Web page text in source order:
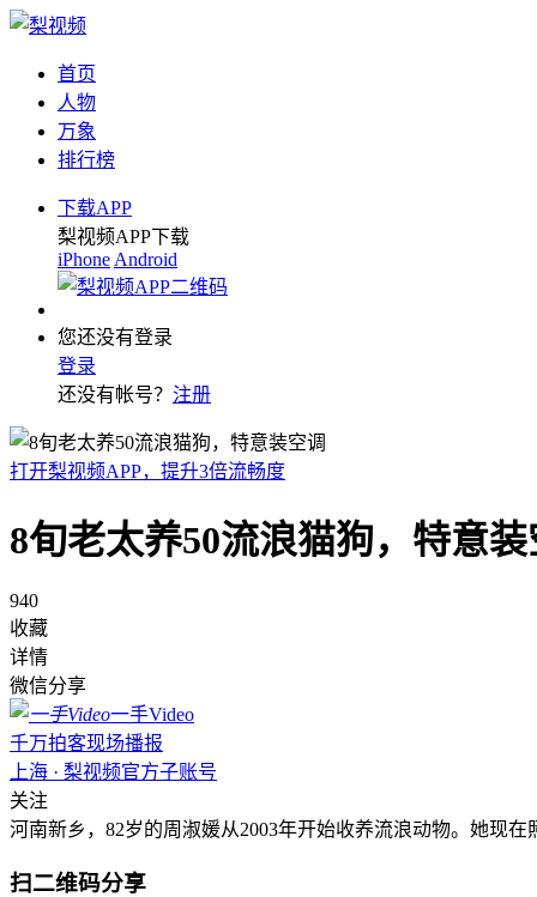
首页
人物
万象
排行榜
下载APP
梨视频APP下载
iPhone Android
您还没有登录
登录
还没有帐号？ 注册
打开梨视频APP，提升3倍流畅度
8旬老太养50流浪猫狗，特意
940
收藏
详情
微信分享
一手Video
千万拍客现场播报
上海 · 梨视频官方子账号
关注
河南新乡，82岁的周淑媛从2003年开始收养流浪动物。她现
扫二维码分享